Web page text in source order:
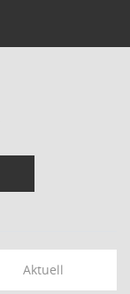
Aktuell